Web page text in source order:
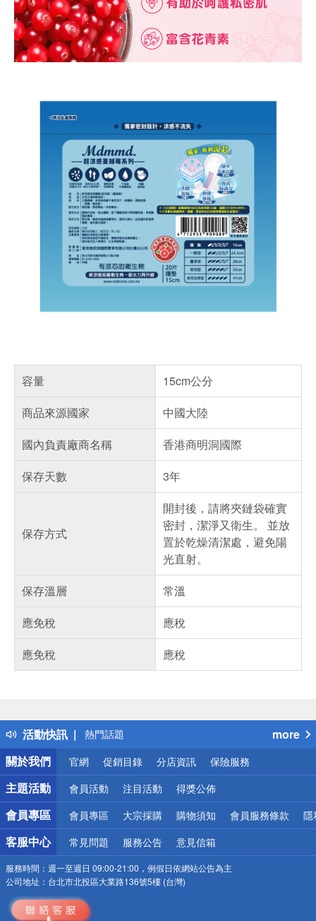
容量
15cm公分
商品來源國家
中國大陸
國內負責廠商名稱
香港商明洞國際
保存天數
3年
保存方式
開封後，請將夾鏈袋確實
密封，潔淨又衛生。 並放
置於乾燥清潔處，避免陽
光直射。
保存溫層
常溫
應免稅
應稅
應免稅
應稅
活動快訊
得獎公告
熱門話題
銀行優惠
偏遠地區配送
詐騙網頁！請小心！
more
關於我們
官網 促銷目錄 分店資訊 保險服務
主題活動 會員活動 注目活動 得獎公佈
會員專區 會員專區 大宗採購 購物須知 會員服務條款 隱
客服中心 常見問題 服務公告 意見信箱
服務時間： 週一至週日 09:00-21:00，例假日依網站公告為主
公司地址： 台北市北投區大業路136號5樓 (台灣)